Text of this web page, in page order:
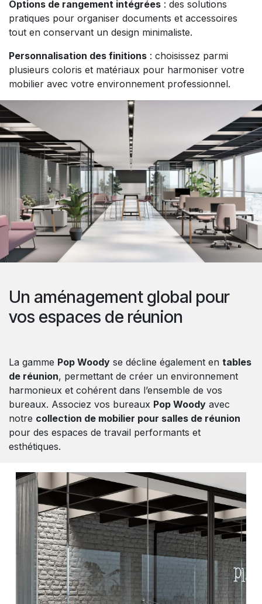
Options de rangement intégrées : des solutions
pratiques pour organiser documents et accessoires
tout en conservant un design minimaliste.
Personnalisation des finitions : choisissez parmi
plusieurs coloris et matériaux pour harmoniser votre
mobilier avec votre environnement professionnel.
Un aménagement global pour
vos espaces de réunion
La gamme Pop Woody se décline également en tables
de réunion, permettant de créer un environnement
harmonieux et cohérent dans l’ensemble de vos
bureaux. Associez vos bureaux Pop Woody avec
notre collection de mobilier pour salles de réunion
pour des espaces de travail performants et
esthétiques.